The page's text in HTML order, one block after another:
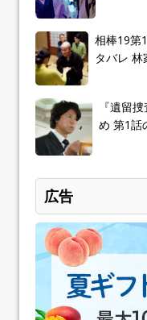
相棒19第
タバレ
『遺留
め 第1話
広告